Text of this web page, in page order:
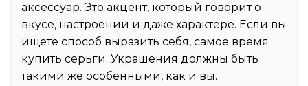
аксессуар. Это акцент, который говорит о
вкусе, настроении и даже характере. Если вы
ищете способ выразить себя, самое время
купить серьги. Украшения должны быть
такими же особенными, как и вы.